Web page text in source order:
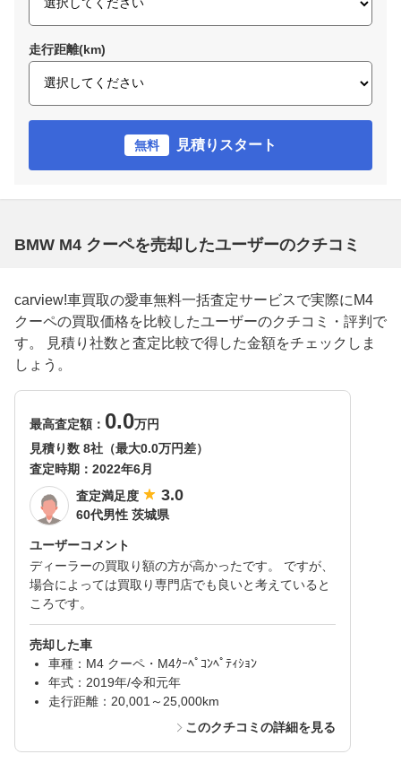
走行距離(km)
無料 見積りスタート
BMW M4 クーペを売却したユーザーのクチコミ
carview!車買取の愛車無料一括査定サービスで実際にM4
クーペの買取価格を比較したユーザーのクチコミ・評判で
す。 見積り社数と査定比較で得した金額をチェックしま
しょう。
最高査定額： 0.0万円
見積り数 8社（最大0.0万円差）
査定時期： 2022年6月
査定満足度
3.0
60代男性 茨城県
ユーザーコメント
ディーラーの買取り額の方が高かったです。 ですが、
場合によっては買取り専門店でも良いと考えていると
ころです。
売却した車
車種：M4 クーペ・M4ｸｰﾍﾟｺﾝﾍﾟﾃｨｼｮﾝ
年式：2019年/令和元年
走行距離：20,001～25,000km
このクチコミの詳細を見る